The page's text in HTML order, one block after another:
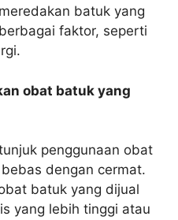
batuk yang
faktor, seperti
obat batuk yang
penggunaan obat
dengan cermat.
batuk yang dijual
yang lebih tinggi atau